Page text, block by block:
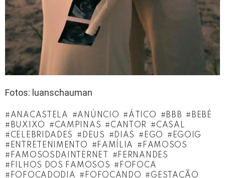
Fotos: luanschauman
ANACASTELA ANÚNCIO ÁTICO BBB
BEBÉ
BUXIXO
CAMPINAS CANTOR
CASAL
CELEBRIDADES
DEUS DIAS EGO
EGOIG
ENTRETENIMENTO
FAMÍLIA
FAMOSOS
FAMOSOSDAINTERNET
FERNANDES
FILHOS DOS FAMOSOS
FOFOCA
FOFOCADODIA
FOFOCANDO
GESTAÇÃO